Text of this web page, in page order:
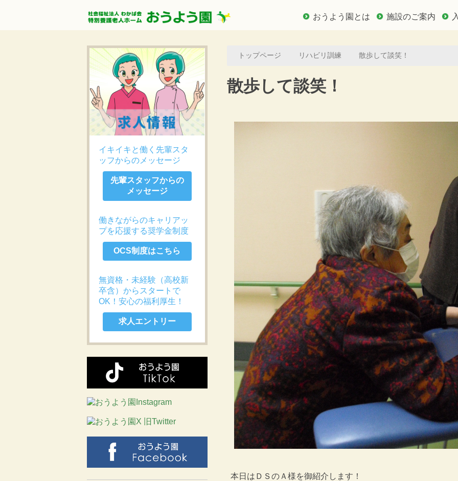
おうよう園とは 施設のご案内
トップページ リハビリ訓練 散歩して談笑！
散歩して談笑！
本日はＤＳのＡ様を御紹介します！
イキイキと働く先輩スタ
ッフからのメッセージ
先輩スタッフからの
メッセージ
働きながらのキャリアッ
プを応援する奨学金制度
OCS制度はこちら
無資格・未経験（高校新
卒含）からスタートで
OK！安心の福利厚生！
求人エントリー